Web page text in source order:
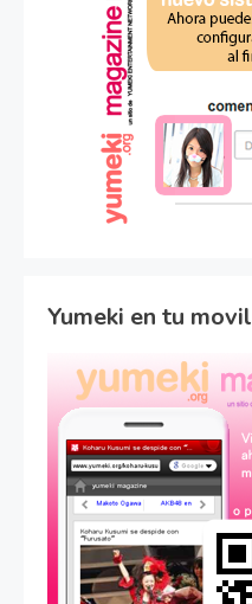
Yumeki en tu movil